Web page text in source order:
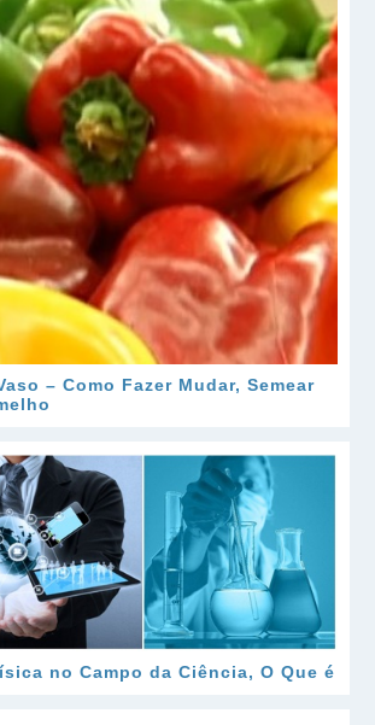
– Como Fazer Mudar, Semear
no Campo da Ciência, O Que é